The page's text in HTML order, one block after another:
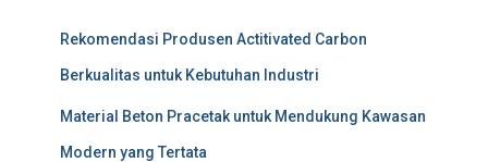
Rekomendasi Produsen Actitivated Carbon
Berkualitas untuk Kebutuhan Industri
Material Beton Pracetak untuk Mendukung Kawasan
Modern yang Tertata